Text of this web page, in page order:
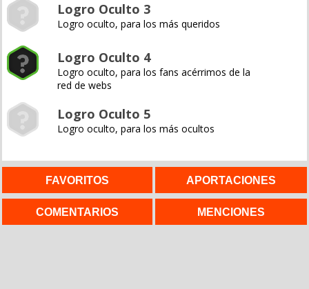
Logro Oculto 3
Logro oculto, para los más queridos
Logro Oculto 4
Logro oculto, para los fans acérrimos de la
red de webs
Logro Oculto 5
Logro oculto, para los más ocultos
FAVORITOS APORTACIONES
COMENTARIOS MENCIONES